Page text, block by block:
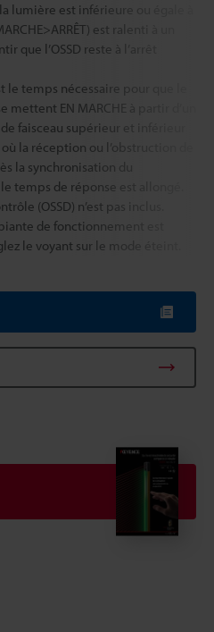
lumière est inférieure ou égale à
est ralenti à un
que l’OSSD reste à l’arrêt
le temps nécessaire pour que le
EN MARCHE à partir d’un
faisceau supérieur et inférieur
la réception ou l’obstruction de
la synchronisation du
temps de réponse est allongé.
(OSSD) n’est pas inclus.
de fonctionnement est
le voyant sur le mode éteint.